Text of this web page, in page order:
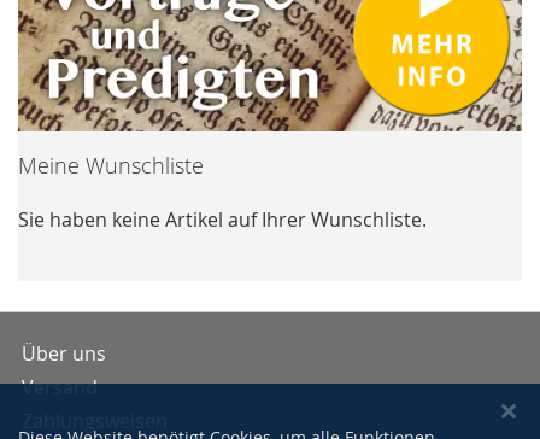
Meine Wunschliste
Sie haben keine Artikel auf Ihrer Wunschliste.
Über uns
Versand